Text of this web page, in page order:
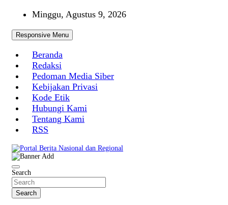
content
Minggu, Agustus 9, 2026
Responsive Menu
Beranda
Redaksi
Pedoman Media Siber
Kebijakan Privasi
Kode Etik
Hubungi Kami
Tentang Kami
RSS
Portal Berita Nasional dan Regional
Search
Search